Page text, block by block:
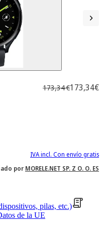
173,34 €173,34€
IVA incl. Con envío gratis
por MORELE.NET SP. Z O. O. ES
pilas, etc.)
de la UE